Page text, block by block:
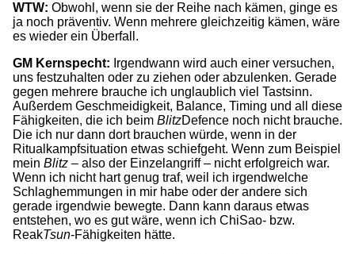
WTW: Obwohl, wenn sie der Reihe nach kämen, ginge es
ja noch präventiv. Wenn mehrere gleichzeitig kämen, wäre
es wieder ein Überfall.
GM Kernspecht: Irgendwann wird auch einer versuchen,
uns festzuhalten oder zu ziehen oder abzulenken. Gerade
gegen mehrere brauche ich unglaublich viel Tastsinn.
Außerdem Geschmeidigkeit, Balance, Timing und all diese
Fähigkeiten, die ich beim BlitzDefence noch nicht brauche.
Die ich nur dann dort brauchen würde, wenn in der
Ritualkampfsituation etwas schiefgeht. Wenn zum Beispiel
mein Blitz – also der Einzelangriff – nicht erfolgreich war.
Wenn ich nicht hart genug traf, weil ich irgendwelche
Schlaghemmungen in mir habe oder der andere sich
gerade irgendwie bewegte. Dann kann daraus etwas
entstehen, wo es gut wäre, wenn ich ChiSao- bzw.
ReakTsun-Fähigkeiten hätte.